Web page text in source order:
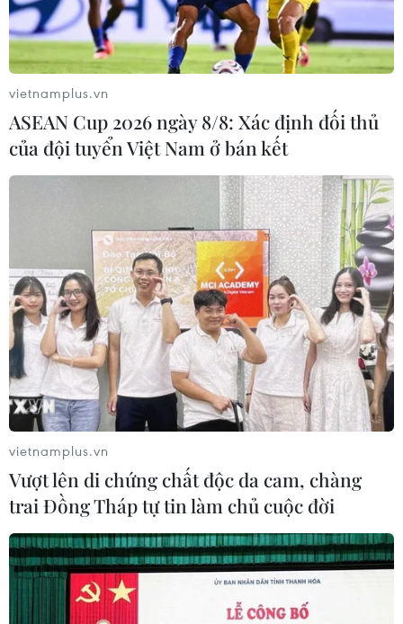
Việt Nam nỗ lực bảo vệ và thúc đẩy quyền
của mọi người dân
10/12/2018 08:10
Để bảo đảm tốt nhất quyền cho mọi người dân, Việt
Nam sẽ nỗ lực hoàn thiện nhà nước pháp quyền, củng
cố nền tảng pháp lý và chính sách liên quan đến bảo
vệ và thúc đẩy quyền con người.
vietnamplus.vn
ASEAN Cup 2026 ngày 8/8: Xác định đối thủ
của đội tuyển Việt Nam ở bán kết
vietnamplus.vn
Vượt lên di chứng chất độc da cam, chàng
trai Đồng Tháp tự tin làm chủ cuộc đời